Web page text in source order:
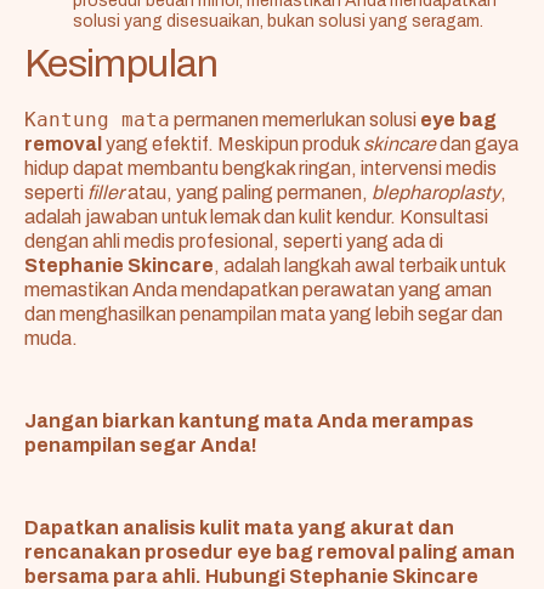
solusi yang disesuaikan, bukan solusi yang seragam.
Kesimpulan
Kantung mata permanen memerlukan solusi eye bag
removal yang efektif. Meskipun produkskincaredan gaya
hidup dapat membantu bengkak ringan, intervensi medis
seperti filleratau, yang paling permanen, blepharoplasty,
adalah jawaban untuk lemak dan kulit kendur. Konsultasi
dengan ahli medis profesional, seperti yang ada di
Stephanie Skincare, adalah langkah awal terbaik untuk
memastikan Anda mendapatkan perawatan yang aman
dan menghasilkan penampilan mata yang lebih segar dan
muda.
Jangan biarkan kantung mata Anda merampas
penampilan segar Anda!
Dapatkan analisis kulit mata yang akurat dan
rencanakan prosedur eye bag removal paling aman
bersama para ahli. Hubungi Stephanie Skincare